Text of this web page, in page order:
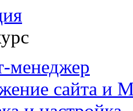
менеджер
сайта и